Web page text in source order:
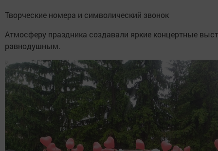
Творческие номера и символический звонок
Атмосферу праздника создавали яркие концертные
равнодушным.